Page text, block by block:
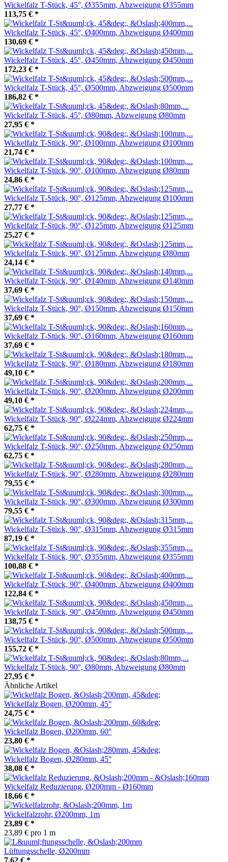
Wickelfalz T-Stück, 45°, Ø355mm, Abzweigung Ø355mm
113,75 € *
Wickelfalz T-Stück, 45°, Ø400mm, Abzweigung Ø400mm
130,69 € *
Wickelfalz T-Stück, 45°, Ø450mm, Abzweigung Ø450mm
172,23 € *
Wickelfalz T-Stück, 45°, Ø500mm, Abzweigung Ø500mm
186,82 € *
Wickelfalz T-Stück, 45°, Ø80mm, Abzweigung Ø80mm
27,95 € *
Wickelfalz T-Stück, 90°, Ø100mm, Abzweigung Ø100mm
21,74 € *
Wickelfalz T-Stück, 90°, Ø100mm, Abzweigung Ø80mm
24,86 € *
Wickelfalz T-Stück, 90°, Ø125mm, Abzweigung Ø100mm
27,77 € *
Wickelfalz T-Stück, 90°, Ø125mm, Abzweigung Ø125mm
25,27 € *
Wickelfalz T-Stück, 90°, Ø125mm, Abzweigung Ø80mm
24,14 € *
Wickelfalz T-Stück, 90°, Ø140mm, Abzweigung Ø140mm
37,69 € *
Wickelfalz T-Stück, 90°, Ø150mm, Abzweigung Ø150mm
37,69 € *
Wickelfalz T-Stück, 90°, Ø160mm, Abzweigung Ø160mm
37,69 € *
Wickelfalz T-Stück, 90°, Ø180mm, Abzweigung Ø180mm
49,10 € *
Wickelfalz T-Stück, 90°, Ø200mm, Abzweigung Ø200mm
49,10 € *
Wickelfalz T-Stück, 90°, Ø224mm, Abzweigung Ø224mm
62,75 € *
Wickelfalz T-Stück, 90°, Ø250mm, Abzweigung Ø250mm
62,75 € *
Wickelfalz T-Stück, 90°, Ø280mm, Abzweigung Ø280mm
79,55 € *
Wickelfalz T-Stück, 90°, Ø300mm, Abzweigung Ø300mm
79,55 € *
Wickelfalz T-Stück, 90°, Ø315mm, Abzweigung Ø315mm
87,19 € *
Wickelfalz T-Stück, 90°, Ø355mm, Abzweigung Ø355mm
100,88 € *
Wickelfalz T-Stück, 90°, Ø400mm, Abzweigung Ø400mm
122,84 € *
Wickelfalz T-Stück, 90°, Ø450mm, Abzweigung Ø450mm
138,75 € *
Wickelfalz T-Stück, 90°, Ø500mm, Abzweigung Ø500mm
155,72 € *
Wickelfalz T-Stück, 90°, Ø80mm, Abzweigung Ø80mm
27,95 € *
Ähnliche Artikel
Wickelfalz Bogen, Ø200mm, 45°
24,75 € *
Wickelfalz Bogen, Ø200mm, 60°
23,80 € *
Wickelfalz Bogen, Ø280mm, 45°
38,08 € *
Wickelfalz Reduzierung, Ø200mm - Ø160mm
18,66 € *
Wickelfalzrohr, Ø200mm, 1m
23,89 € *
23,89 € pro 1 m
Lüftungsschelle, Ø200mm
7,62 € *